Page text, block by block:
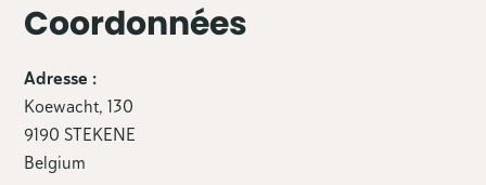
Coordonnées
Adresse :
Koewacht, 130
9190 STEKENE
Belgium